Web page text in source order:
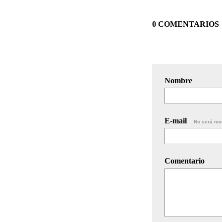
0 COMENTARIOS
Nombre
E-mail No será
Comentario